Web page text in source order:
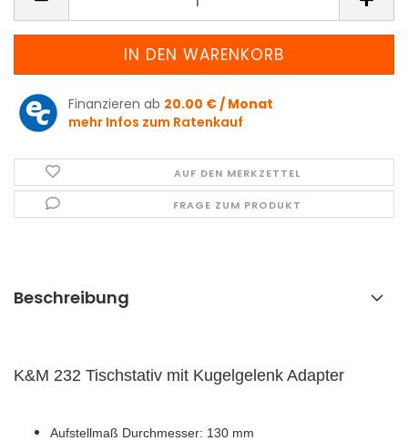
Finanzieren ab 20.00 € / Monat
mehr Infos zum Ratenkauf
AUF DEN MERKZETTEL
FRAGE ZUM PRODUKT
Beschreibung
K&M 232 Tischstativ mit Kugelgelenk Adapter
Aufstellmaß Durchmesser: 130 mm